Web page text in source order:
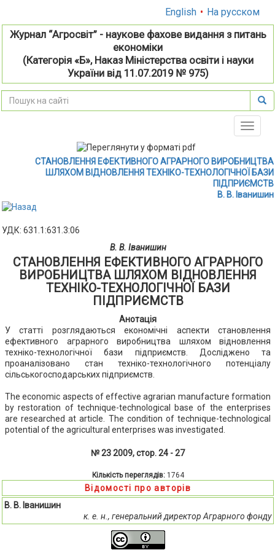
English • На русском
Журнал “Агросвіт” - наукове фахове видання з питань
економіки
(Категорія «Б», Наказ Міністерства освіти і науки
України від 11.07.2019 № 975)
Toggle
СТАНОВЛЕННЯ ЕФЕКТИВНОГО АГРАРНОГО ВИРОБНИЦТВА
ШЛЯХОМ ВІДНОВЛЕННЯ ТЕХНІКО-ТЕХНОЛОГІЧНОЇ БАЗИ
ПІДПРИЄМСТВ
В. В. Іванишин
УДК: 631.1:631.3:06
В. В. Іванишин
СТАНОВЛЕННЯ ЕФЕКТИВНОГО АГРАРНОГО
ВИРОБНИЦТВА ШЛЯХОМ ВІДНОВЛЕННЯ
ТЕХНІКО-ТЕХНОЛОГІЧНОЇ БАЗИ
ПІДПРИЄМСТВ
Анотація
У статті розглядаються економічні аспекти становлення
ефективного аграрного виробництва шляхом відновлення
техніко-технологічної бази підприємств. Досліджено та
проаналізовано стан техніко-технологічного потенціалу
сільськогосподарських підприємств.
The economic aspects of effective agrarian manufacture formation
by restoration of technique-technological base of the enterprises
are researched at article. The condition of technique-technological
potential of the agricultural enterprises was investigated.
№ 23 2009, стор. 24 - 27
Кількість переглядів: 1764
Відомості про авторів
В. В. Іванишин
к. е. н., генеральний директор Аграрного фонду